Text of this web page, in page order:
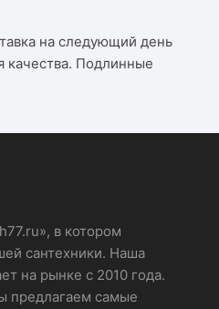
на следующий день
качества. Подлинные
в котором
сантехники. Наша
на рынке с 2010 года.
предлагаем самые